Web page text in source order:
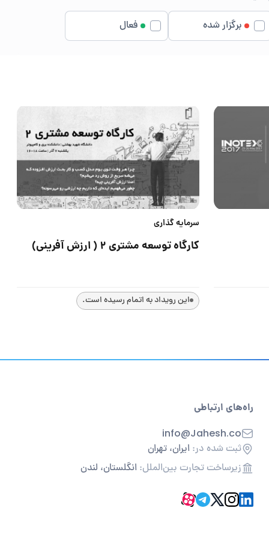
برگزار شده فعال
سرمایه گذاری
کارگاه توسعه مشتری ۲ ( ارزش آفريني)
این رویداد به اتمام رسیده است.
راه‌های ارتباطی
info@Jahesh.co
ثبت شده در: ایران، تهران
زیرساخت تجارت بین‌الملل: انگلستان، لندن